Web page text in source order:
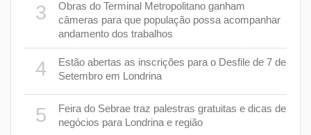
3
Obras do Terminal Metropolitano ganham
câmeras para que população possa acompanhar
andamento dos trabalhos
4
Estão abertas as inscrições para o Desfile de 7 de
Setembro em Londrina
5
Feira do Sebrae traz palestras gratuitas e dicas de
negócios para Londrina e região